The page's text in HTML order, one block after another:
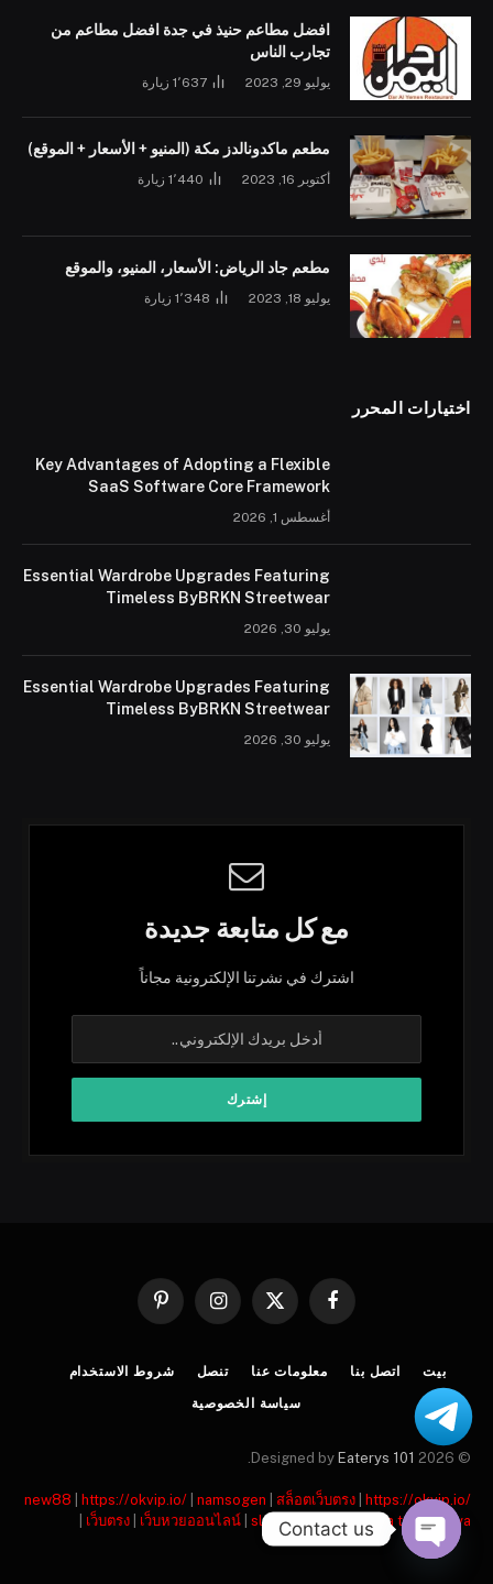
افضل مطاعم حنيذ في جدة افضل مطاعم من
تجارب الناس
يوليو 29, 2023 1٬637 زيارة
مطعم ماكدونالدز مكة (المنيو + الأسعار + الموقع)
أكتوبر 16, 2023 1٬440 زيارة
مطعم جاد الرياض: الأسعار، المنيو، والموقع
يوليو 18, 2023 1٬348 زيارة
اختيارات المحرر
Key Advantages of Adopting a Flexible
SaaS Software Core Framework
أغسطس 1, 2026
Essential Wardrobe Upgrades Featuring
Timeless ByBRKN Streetwear
يوليو 30, 2026
Essential Wardrobe Upgrades Featuring
Timeless ByBRKN Streetwear
يوليو 30, 2026
مع كل متابعة جديدة
اشترك في نشرتنا الإلكترونية مجاناً
فيسبوك
X
الانستغرامبينتيريست
بيت اتصل بنا معلومات عنا تنصل شروط الاستخدام
سياسة الخصوصية
© 2026 Designed by
Eaterys 101
new88 https://okvip.io/ namsogen สล็อตเว็บตรง https://okvip.io/
เว็บตรง เว็บหวยออนไลน์ slot gacor situs bola terpercaya
Contact us